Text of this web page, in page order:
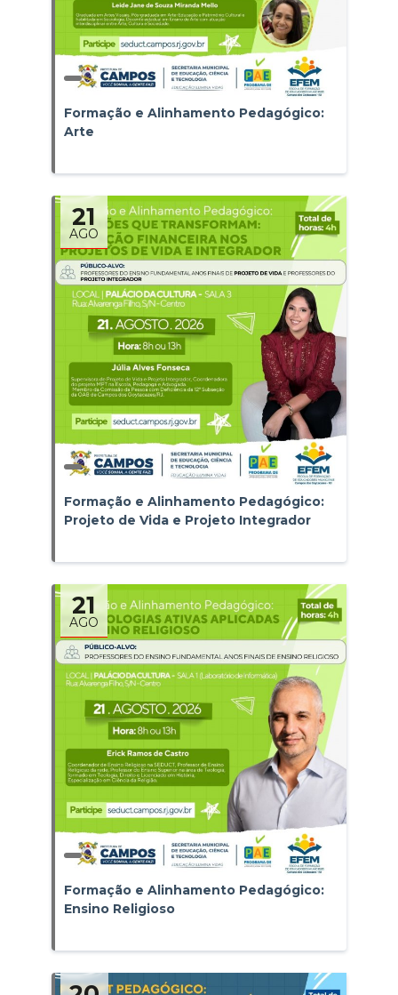
Formação e Alinhamento Pedagógico:
Arte
21
AGO
Formação e Alinhamento Pedagógico:
Projeto de Vida e Projeto Integrador
21
AGO
Formação e Alinhamento Pedagógico:
Ensino Religioso